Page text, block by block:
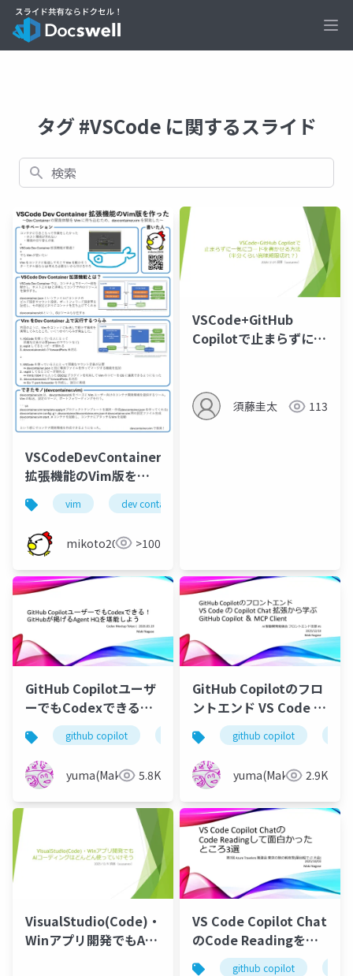
タグ #VSCode に関するスライド
検索
VSCodeDevContainer
拡張機能のVim版を作
った
vim dev container
mikoto2000 >100
VSCode+GitHub
Copilotで止まらずに一
須藤圭太 113
GitHub Copilotユーザ
ーでもCodexできる！
GitHubが掲げるAgent
HQを堪能しよう
github copilot vscode codex
yuma(Maki) 5.8K
GitHub Copilotのフロ
ントエンド VS Code の
Copilot Chat 拡張から
学ぶ GitHub Copilot
＆ MCP Client
github copilot
yuma(Maki) 2.9K
VisualStudio(Code)・
Winアプリ開発でもAI
VS Code Copilot Chat
のCode Readingをし
て面白かったところ3選
github copilot